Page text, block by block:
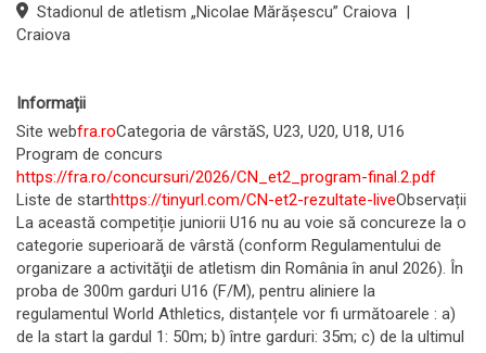
Stadionul de atletism „Nicolae Mărășescu” Craiova |
Craiova
Informații
Site webfra.roCategoria de vârstăS, U23, U20, U18, U16
Program de concurs
https://fra.ro/concursuri/2026/CN_et2_program-final.2.pdf
Liste de starthttps://tinyurl.com/CN-et2-rezultate-liveObservații
La această competiție juniorii U16 nu au voie să concureze la o
categorie superioară de vârstă (conform Regulamentului de
organizare a activităţii de atletism din România în anul 2026). În
proba de 300m garduri U16 (F/M), pentru aliniere la
regulamentul World Athletics, distanțele vor fi următoarele : a)
de la start la gardul 1: 50m; b) între garduri: 35m; c) de la ultimul